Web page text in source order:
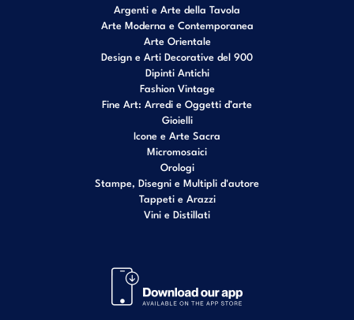
Argenti e Arte della Tavola
Arte Moderna e Contemporanea
Arte Orientale
Design e Arti Decorative del 900
Dipinti Antichi
Fashion Vintage
Fine Art: Arredi e Oggetti d’arte
Gioielli
Icone e Arte Sacra
Micromosaici
Orologi
Stampe, Disegni e Multipli d'autore
Tappeti e Arazzi
Vini e Distillati